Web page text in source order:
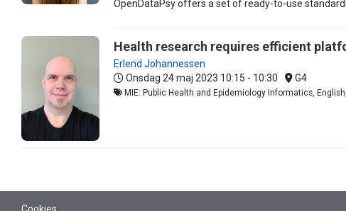
OpenDataPsy offers a set of ready-to-use
Health research requires efficient
Erlend Johannessen
Onsdag 24 maj 2023 10:15 - 10:30 G4
MIE: Public Health and Epidemiology Informatics,